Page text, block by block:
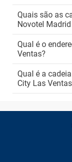
Quais são as
Novotel
Qual é o
Ventas?
Qual é a
City Las